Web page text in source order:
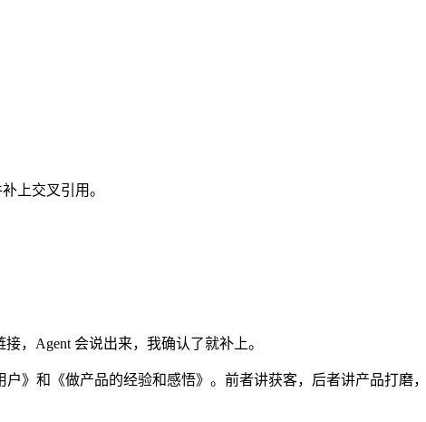
上交叉引用。
，Agent 会说出来，我确认了就补上。
》和《做产品的经验和感悟》。前者讲获客，后者讲产品打磨